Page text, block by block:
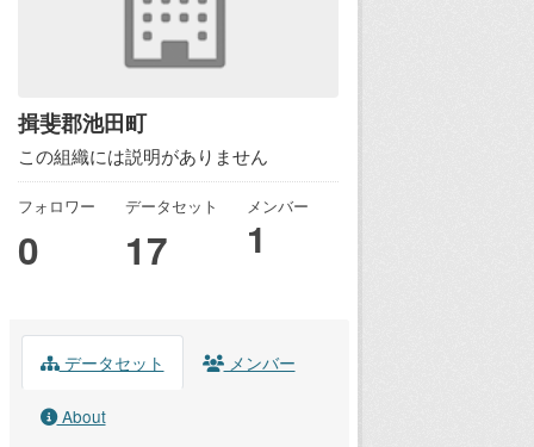
揖斐郡池田町
この組織には説明がありません
フォロワー
0
データセット
17
メンバー
1
データセット メンバー
About